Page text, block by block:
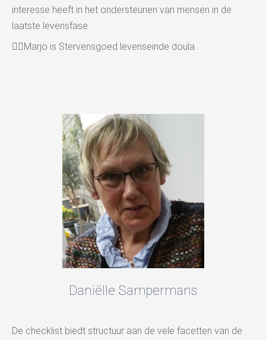
interesse heeft in het ondersteunen van mensen in de
laatste levensfase.
👉🏻Marjo is Stervensgoed levenseinde doula
Daniëlle Sampermans
De checklist biedt structuur aan de vele facetten van de